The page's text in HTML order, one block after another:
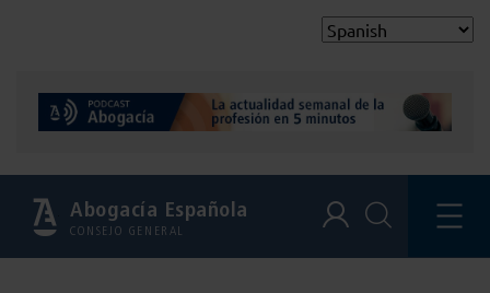
Abogacía Española
CONSEJO GENERAL